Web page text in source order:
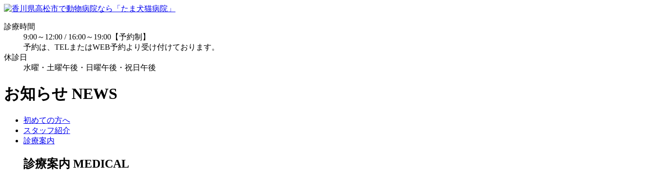
診療時間
9:00～12:00 / 16:00～19:00【予約制】
予約は、TELまたはWEB予約より受け付けております。
休診日
水曜・土曜午後・日曜午後・祝日午後
お知らせ NEWS
初めての方へ
スタッフ紹介
診療案内
診療案内 MEDICAL